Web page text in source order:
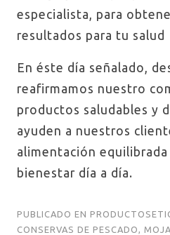
especialista, para
resultados para tu salud
En éste día señalado,
reafirmamos nuestro
productos saludables y
ayuden a nuestros
alimentación equilibrada
bienestar día a día.
PUBLICADO EN PRODUCTOS
CONSERVAS DE PESCADO,